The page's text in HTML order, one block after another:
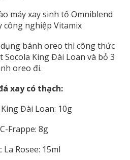
máy xay sinh tố Omniblend
công nghiệp Vitamix
bánh oreo thì công thức
King Đài Loan và bỏ 3
oreo đi.
xay có thạch:
Đài Loan: 10g
Frappe: 8g
La Rosee: 15ml